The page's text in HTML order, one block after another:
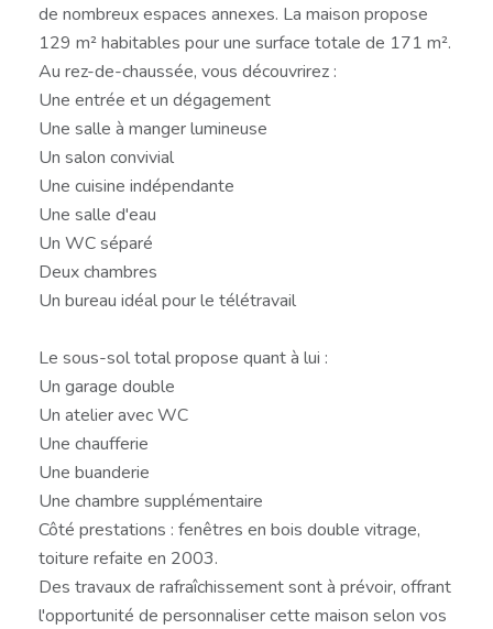
de nombreux espaces annexes. La maison propose
129 m² habitables pour une surface totale de 171 m².
Au rez-de-chaussée, vous découvrirez :
Une entrée et un dégagement
Une salle à manger lumineuse
Un salon convivial
Une cuisine indépendante
Une salle d'eau
Un WC séparé
Deux chambres
Un bureau idéal pour le télétravail
Le sous-sol total propose quant à lui :
Un garage double
Un atelier avec WC
Une chaufferie
Une buanderie
Une chambre supplémentaire
Côté prestations : fenêtres en bois double vitrage,
toiture refaite en 2003.
Des travaux de rafraîchissement sont à prévoir, offrant
l'opportunité de personnaliser cette maison selon vos